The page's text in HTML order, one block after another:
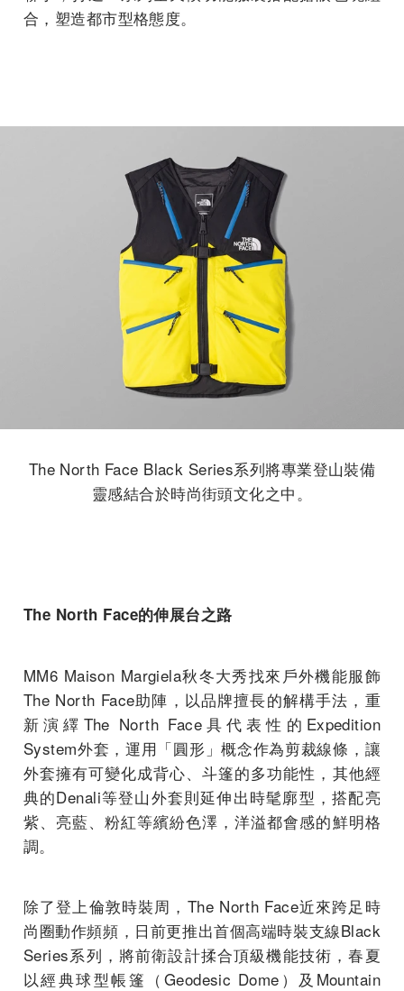
合，塑造都市型格態度。
The North Face Black Series系列將專業登山裝備
靈感結合於時尚街頭文化之中。
The North Face的伸展台之路
MM6 Maison Margiela秋冬大秀找來戶外機能服飾
The North Face助陣，以品牌擅長的解構手法，重
新演繹The North Face具代表性的Expedition
System外套，運用「圓形」概念作為剪裁線條，讓
外套擁有可變化成背心、斗篷的多功能性，其他經
典的Denali等登山外套則延伸出時髦廓型，搭配亮
紫、亮藍、粉紅等繽紛色澤，洋溢都會感的鮮明格
調。
除了登上倫敦時裝周，The North Face近來跨足時
尚圈動作頻頻，日前更推出首個高端時裝支線Black
Series系列，將前衛設計揉合頂級機能技術，春夏
以經典球型帳篷（Geodesic Dome）及Mountain